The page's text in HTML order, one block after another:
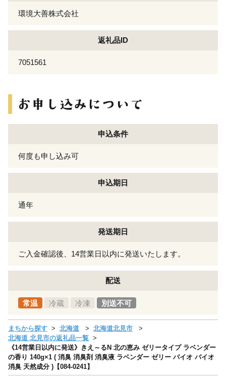
環境大善株式会社
返礼品ID
7051561
申込条件
何度も申し込み可
申込期日
通年
発送期日
ご入金確認後、14営業日以内に発送いたします。
配送
常温 冷蔵 冷凍 別送不可
まちから探す 北海道
北海道北見市
北海道 北見市の返礼品一覧
《14営業日以内に発送》きえ～るN 北の恵み ゼリータイプ ラベンダー
の香り 140g×1 ( 消臭 消臭剤 消臭液 ラベンダー ゼリー バイオ バイオ
消臭 天然成分 )【084-0241】